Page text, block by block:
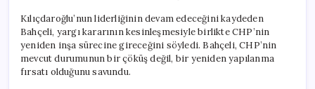
Kılıçdaroğlu’nun liderliğinin devam edeceğini kaydeden
Bahçeli, yargı kararının kesinleşmesiyle birlikte CHP’nin
yeniden inşa sürecine gireceğini söyledi. Bahçeli, CHP’nin
mevcut durumunun bir çöküş değil, bir yeniden yapılanma
fırsatı olduğunu savundu.